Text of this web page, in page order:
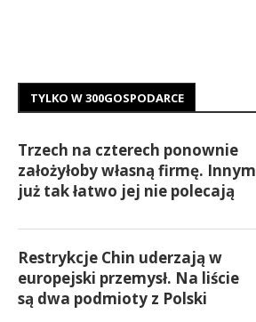
TYLKO W 300GOSPODARCE
Trzech na czterech ponownie
założyłoby własną firmę. Innym
już tak łatwo jej nie polecają
Restrykcje Chin uderzają w
europejski przemysł. Na liście
są dwa podmioty z Polski